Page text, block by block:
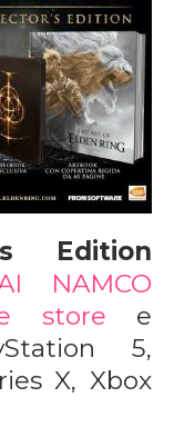
Edition
NAMCO
store e
5,
X, Xbox